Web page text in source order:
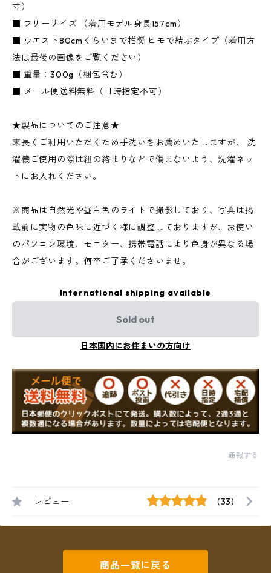
寸）
■ フリーサイズ （着用モデル身長157cm）
■ ウエスト80cmくらいまで推奨 ヒモで結ぶタイプ（着用方
法は最後の画像をご覧ください）
■ 重量：300g（梱包含む）
■ メール便送料無料（日時指定不可）
★製品についてのご注意★
末長くご利用いただくため手洗いをお薦めいたしますが、 洗
濯機ご使用の際は紐の絡まりなどで傷まないよう、洗濯ネッ
トにお入れください。
※商品は自然光や昼白色のライトで撮影しており、写真は掲
載前に実物の色味に近づく様に調整しておりますが、お使い
のパソコン環境、モニター、携帯電話により色身が異なる場
合がございます。何卒ご了承くださいませ。
International shipping available
Sold out
日本国内にお住まいの方向け
通報する
レビュー (33)
商品一覧に戻る